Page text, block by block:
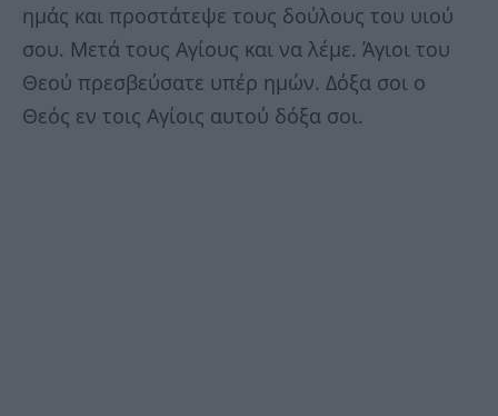
ημάς και προστάτεψε τους δούλους του υιού
σου. Μετά τους Αγίους και να λέμε. Άγιοι του
Θεού πρεσβεύσατε υπέρ ημών. Δόξα σοι ο
Θεός εν τοις Αγίοις αυτού δόξα σοι.